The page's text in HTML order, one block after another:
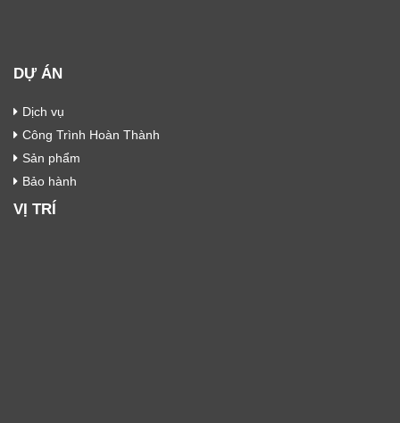
DỰ ÁN
Dịch vụ
Công Trình Hoàn Thành
Sản phẩm
Bảo hành
VỊ TRÍ